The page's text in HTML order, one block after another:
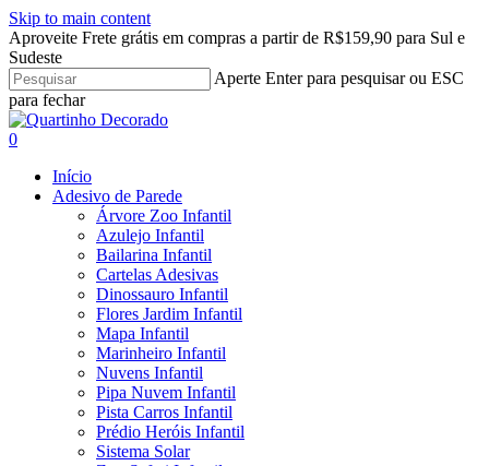
Skip to main content
Aproveite Frete grátis em compras a partir de R$159,90 para Sul e
Sudeste
Aperte Enter para pesquisar ou ESC
para fechar
Close
Search
search
account
0
Início
Adesivo de Parede
Árvore Zoo Infantil
Azulejo Infantil
Bailarina Infantil
Cartelas Adesivas
Dinossauro Infantil
Flores Jardim Infantil
Mapa Infantil
Marinheiro Infantil
Nuvens Infantil
Pipa Nuvem Infantil
Pista Carros Infantil
Prédio Heróis Infantil
Sistema Solar